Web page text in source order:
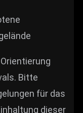
Bitte
für das
dieser